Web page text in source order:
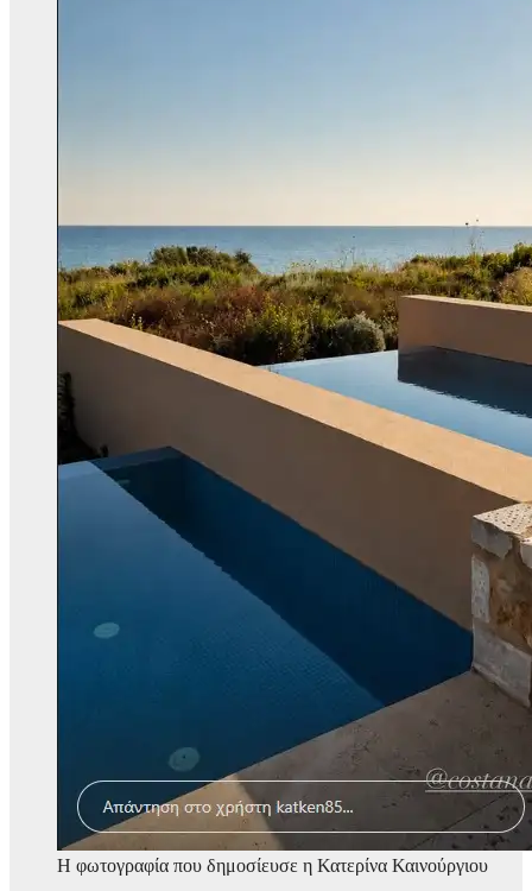
Η φωτογραφία που δημοσίευσε η Κατερίνα Καινούργιου